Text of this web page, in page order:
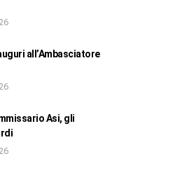
all’Ambasciatore
Asi, gli